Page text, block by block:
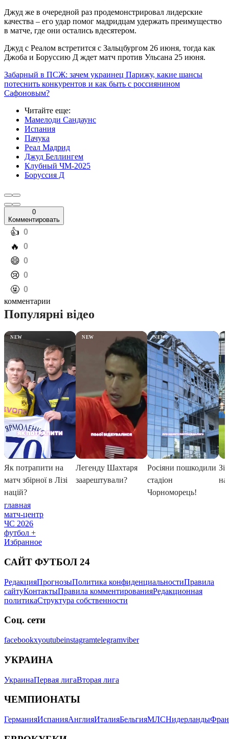
Джуд же в очередной раз продемонстрировал лидерские
качества – его удар помог мадридцам удержать преимущество
в матче, где они остались вдесятером.
Джуд с Реалом встретится с Зальцбургом 26 июня, тогда как
Джоба и Боруссию Д ждет матч против Ульсана 25 июня.
Забарный в ПСЖ: зачем украинец Парижу, какие шансы
потеснить конкурентов и как быть с россиянином
Сафоновым?
Читайте еще:
Мамелоди Сандаунс
Испания
Пачука
Реал Мадрид
Джуд Беллингем
Клубный ЧМ-2025
Боруссия Д
0
Комментировать
️👍 0
️🔥 0
️😄 0
️😢 0
️🤬 0
комментарии
главная
матч-центр
ЧС 2026
футбол +
Избранное
САЙТ ФУТБОЛ 24
РедакцияПрогнозыПолитика конфиденциальностиПравила
сайтуКонтактыПравила комментированияРедакционная
политикаСтруктура собственности
Соц. сети
facebookxyoutubeinstagramtelegramviber
УКРАИНА
УкраинаПервая лигаВторая лига
ЧЕМПИОНАТЫ
ГерманияИспанияАнглияИталияБельгияМЛСНидерланды